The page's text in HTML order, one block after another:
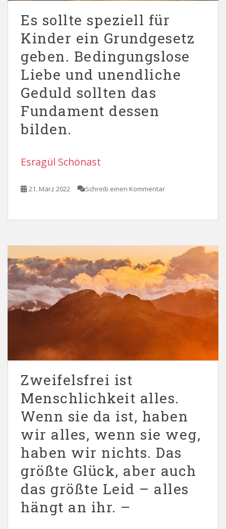
Es sollte speziell für
Kinder ein Grundgesetz
geben. Bedingungslose
Liebe und unendliche
Geduld sollten das
Fundament dessen
bilden.
Esragül Schönast
21. März 2022 Schreib einen Kommentar
Zweifelsfrei ist
Menschlichkeit alles.
Wenn sie da ist, haben
wir alles, wenn sie weg,
haben wir nichts. Das
größte Glück, aber auch
das größte Leid – alles
hängt an ihr. –